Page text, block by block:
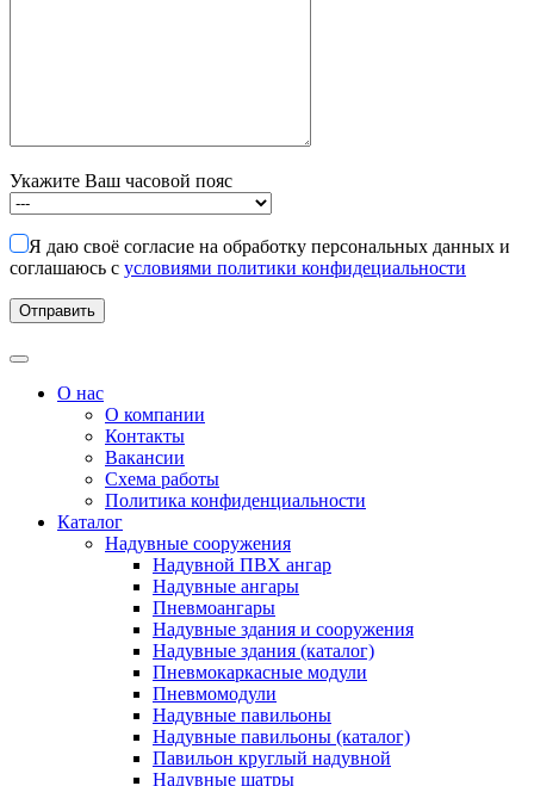
Укажите Ваш часовой пояс
Я даю своё согласие на обработку персональных данных и
соглашаюсь с условиями политики конфидециальности
О нас
О компании
Контакты
Вакансии
Схема работы
Политика конфиденциальности
Каталог
Надувные сооружения
Надувной ПВХ ангар
Надувные ангары
Пневмоангары
Надувные здания и сооружения
Надувные здания (каталог)
Пневмокаркасные модули
Пневмомодули
Надувные павильоны
Надувные павильоны (каталог)
Павильон круглый надувной
Надувные шатры